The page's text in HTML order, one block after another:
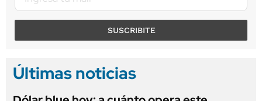
SUSCRIBITE
Últimas noticias